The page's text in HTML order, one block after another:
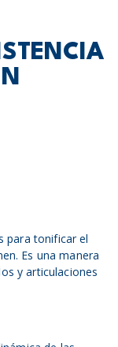
para tonificar el
Es una manera
y articulaciones